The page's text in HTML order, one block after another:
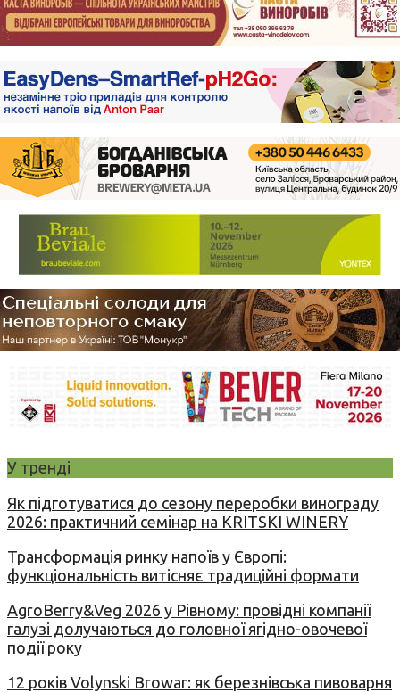
У тренді
Як підготуватися до сезону переробки винограду
2026: практичний семінар на KRITSKI WINERY
Трансформація ринку напоїв у Європі:
функціональність витісняє традиційні формати
AgroBerry&Veg 2026 у Рівному: провідні компанії
галузі долучаються до головної ягідно-овочевої
події року
12 років Volynski Browar: як березнівська пивоварня